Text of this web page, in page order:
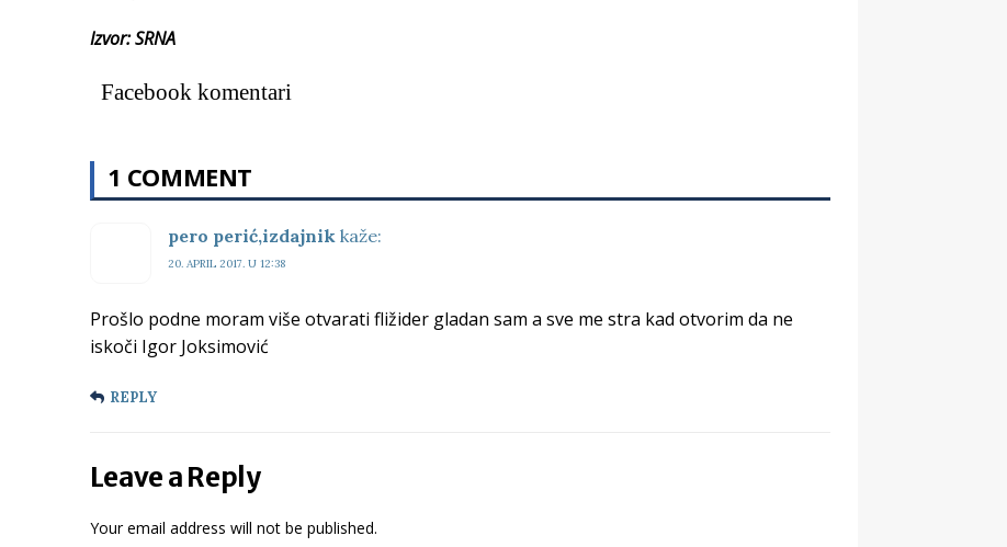
Izvor: SRNA
Facebook komentari
1 COMMENT
pero perić,izdajnik kaže:
20. APRIL 2017. U 12:38
Prošlo podne moram više otvarati fližider gladan sam a sve me stra kad otvorim da ne
iskoči Igor Joksimović
REPLY
Leave a Reply
Your email address will not be published.